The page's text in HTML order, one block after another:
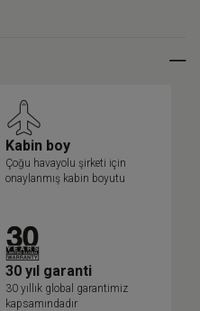
Kabin boy
Çoğu havayolu şirketi için
onaylanmış kabin boyutu
30 yıl garanti
30 yıllık global garantimiz
kapsamındadır